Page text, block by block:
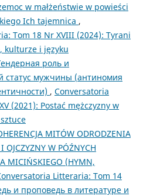
w małżeństwie w powieści
Ich tajemnica ,
Tom 18 Nr XVIII (2024): Tyrani
kulturze i języku
роль и
статус мужчины (антиномия
, Conversatoria
(2021): Postać mężczyzny w
MITÓW ODRODZENIA
OJCZYZNY W PÓŹNYCH
MICIŃSKIEGO (HYMN,
Litteraria: Tom 14
и проповедь в литературе и